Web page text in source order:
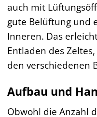
auch mit
gute Belüftung und
Inneren. Das
Entladen des
den verschiedenen
Aufbau und
Obwohl die Anzahl